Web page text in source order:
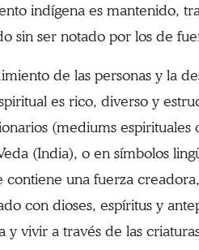
indígena es mantenido,
sin ser notado por los de
de las personas y la
es rico, diverso y
(mediums espirituales
(India), o en símbolos
contiene una fuerza
con dioses, espíritus y
y vivir a través de las